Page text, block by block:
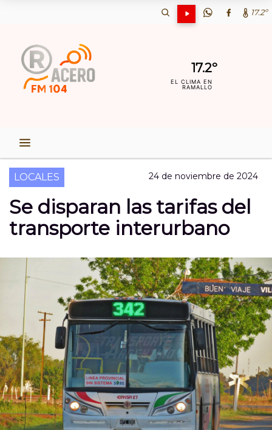
17.2º
17.2º
EL CLIMA EN
RAMALLO
LOCALES 24 de noviembre de 2024
Se disparan las tarifas del
transporte interurbano